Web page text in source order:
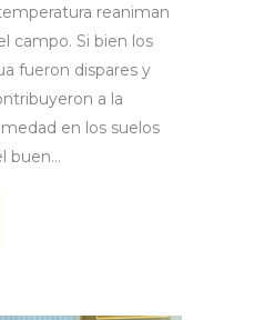
reaniman
campo. Si bien los
fueron dispares y
a la
en los suelos
buen...